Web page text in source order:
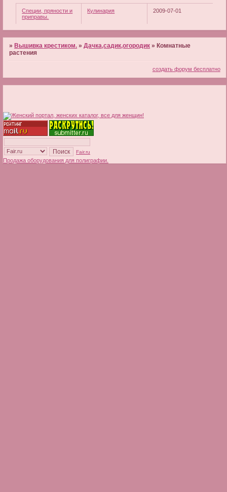
Специи, пряности и
приправы.
Кулинария 2009-07-01
» Вышивка крестиком. »Дачка,садик,огородик » Комнатные
растения
создать форум бесплатно
Fair.ru
Продажа оборудования для полиграфии.